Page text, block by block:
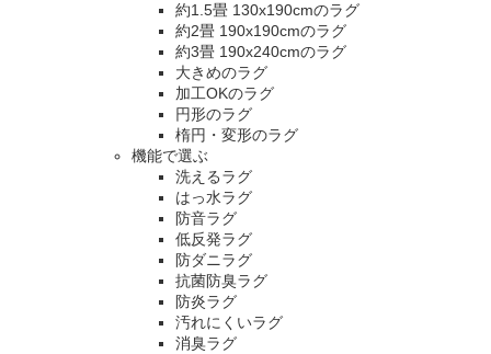
約1.5畳 130x190cmのラグ
約2畳 190x190cmのラグ
約3畳 190x240cmのラグ
大きめのラグ
加工OKのラグ
円形のラグ
楕円・変形のラグ
機能で選ぶ
洗えるラグ
はっ水ラグ
防音ラグ
低反発ラグ
防ダニラグ
抗菌防臭ラグ
防炎ラグ
汚れにくいラグ
消臭ラグ